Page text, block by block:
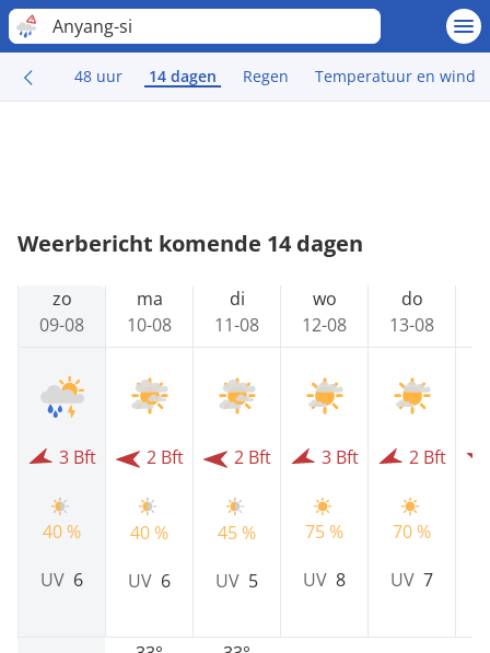
Anyang-si
48 uur 14 dagen Regen Temperatuur en wind
Weerbericht komende 14 dagen
zo
09-08
3 Bft
40 %
UV 6
ma
10-08
2 Bft
40 %
UV 6
di
11-08
2 Bft
45 %
UV 5
wo
12-08
3 Bft
75 %
UV 8
do
13-08
2 Bft
70 %
UV 7